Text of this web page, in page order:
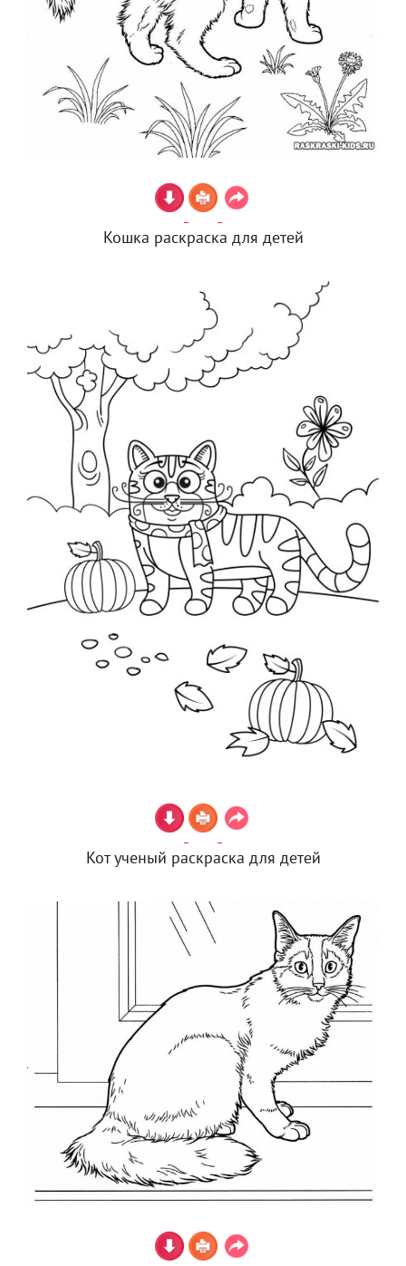
Кошка раскраска для детей
Кот ученый раскраска для детей